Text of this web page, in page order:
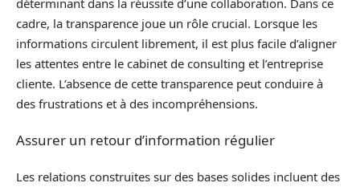
cadre, la transparence joue un rôle crucial. Lorsque les
informations circulent librement, il est plus facile d’aligner
les attentes entre le cabinet de consulting et l’entreprise
cliente. L’absence de cette transparence peut conduire à
des frustrations et à des incompréhensions.
Assurer un retour d’information régulier
Les relations construites sur des bases solides incluent des